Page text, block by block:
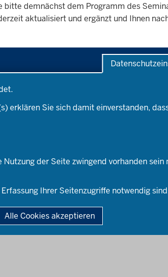
erklären Sie sich damit einverstanden,
der Seite zwingend vorhanden sein
Ihrer Seitenzugriffe notwendig
Alle Cookies akzeptieren
demnächst dem Programm des
aktualisiert und ergänzt und Ihnen
Lehrerberuf Wege ins